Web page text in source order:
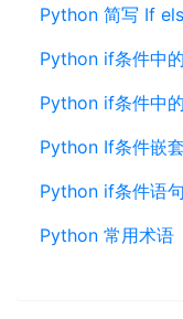
Python 简写 If
Python if条件中
Python if条件中
Python If条件嵌套
Python if条件语
Python 常用术语